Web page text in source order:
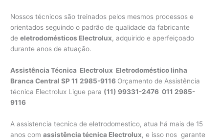
Nossos técnicos são treinados pelos mesmos processos e
orientados seguindo o padrão de qualidade da fabricante
deeletrodomésticos Electrolux, adquirido e aperfeiçoado
durante anos de atuação.
Assistência Técnica Electrolux Eletrodoméstico linha
BrancaCentral SP 11 2985-9116 Orçamento de Assistência
técnica Electrolux Ligue para (11) 99331-2476 011 2985-
9116
A assistencia tecnica de eletrodomestico, atua há mais de 15
anos comassistência técnica Electrolux, e isso nos garante